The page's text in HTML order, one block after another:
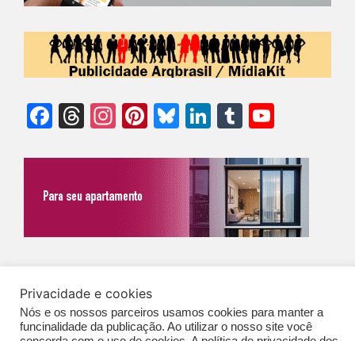
Facebook
Threads
Instagram
Pinterest
Bluesky
LinkedIn
Tumblr
Expediente|Contato|Newsletter
GERAIS DE PUBLICAÇÃO (CGP
Privacidade e cookies
Nós e os nossos parceiros usamos cookies para manter a
funcinalidade da publicação. Ao utilizar o nosso site você